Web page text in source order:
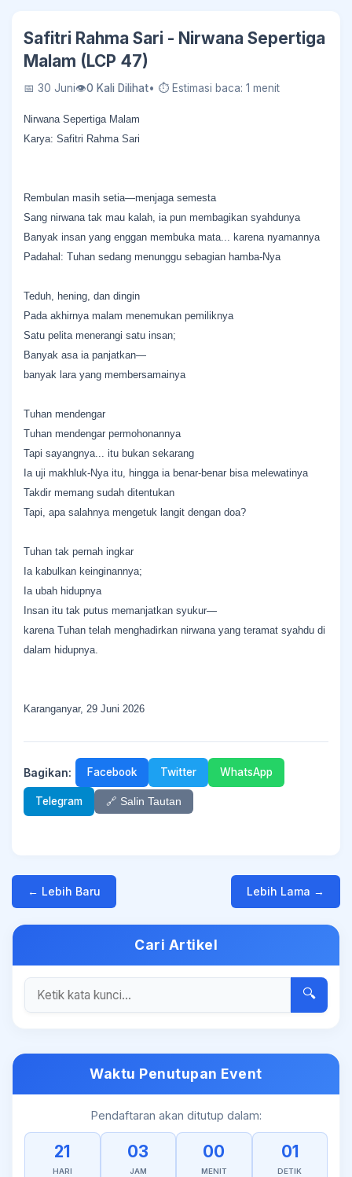
Safitri Rahma Sari - Nirwana Sepertiga
Malam (LCP 47)
📅 30 Juni👁0 Kali Dilihat• ⏱ Estimasi baca: 1 menit
Nirwana Sepertiga Malam
Karya: Safitri Rahma Sari
Rembulan masih setia—menjaga semesta
Sang nirwana tak mau kalah, ia pun membagikan syahdunya
Banyak insan yang enggan membuka mata... karena nyamannya
Padahal: Tuhan sedang menunggu sebagian hamba-Nya
Teduh, hening, dan dingin
Pada akhirnya malam menemukan pemiliknya
Satu pelita menerangi satu insan;
Banyak asa ia panjatkan—
banyak lara yang membersamainya
Tuhan mendengar
Tuhan mendengar permohonannya
Tapi sayangnya... itu bukan sekarang
Ia uji makhluk-Nya itu, hingga ia benar-benar bisa melewatinya
Takdir memang sudah ditentukan
Tapi, apa salahnya mengetuk langit dengan doa?
Tuhan tak pernah ingkar
Ia kabulkan keinginannya;
Ia ubah hidupnya
Insan itu tak putus memanjatkan syukur—
karena Tuhan telah menghadirkan nirwana yang teramat syahdu di
dalam hidupnya.
Karanganyar, 29 Juni 2026
Bagikan: Facebook Twitter WhatsApp
Telegram 🔗 Salin Tautan
← Lebih Baru Lebih Lama →
Cari Artikel
🔍
Waktu Penutupan Event
Pendaftaran akan ditutup dalam:
21
HARI
03
JAM
00
MENIT
01
DETIK